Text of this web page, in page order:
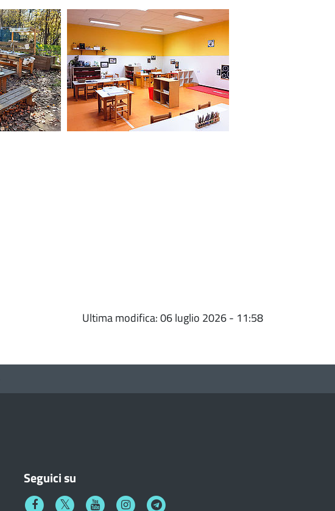
Ultima modifica: 06 luglio 2026 - 11:58
Seguici su
FacebookTwitter YoutubeInstagramTelegram